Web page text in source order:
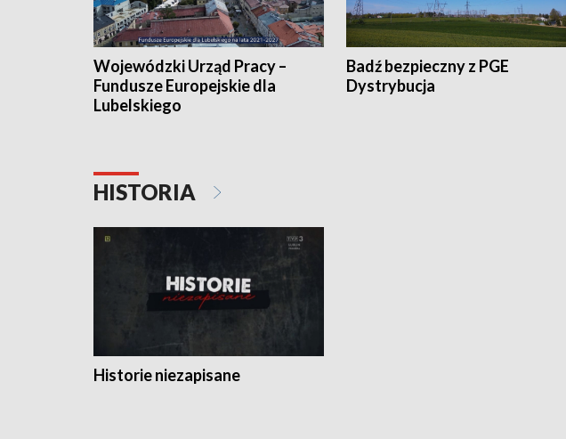
Wojewódzki Urząd Pracy –
Fundusze Europejskie dla
Lubelskiego
Badź bezpieczny z PGE
Dystrybucja
HISTORIA
Historie niezapisane